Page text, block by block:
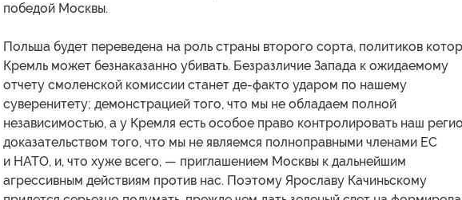
победой Москвы.
Польша будет переведена на роль страны второго сорта, политиков
Кремль может безнаказанно убивать. Безразличие Запада к ожидаемому
отчету смоленской комиссии станет де-факто ударом по нашему
суверенитету; демонстрацией того, что мы не обладаем полной
независимостью, а у Кремля есть особое право контролировать наш
доказательством того, что мы не являемся полноправными членами ЕС
и НАТО, и, что хуже всего, — приглашением Москвы к дальнейшим
агрессивным действиям против нас. Поэтому Ярославу Качиньскому